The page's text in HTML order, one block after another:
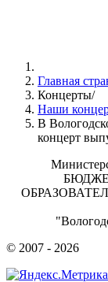
Главная
Концерты/
Наши
В
концерт
© 2007 - 2026